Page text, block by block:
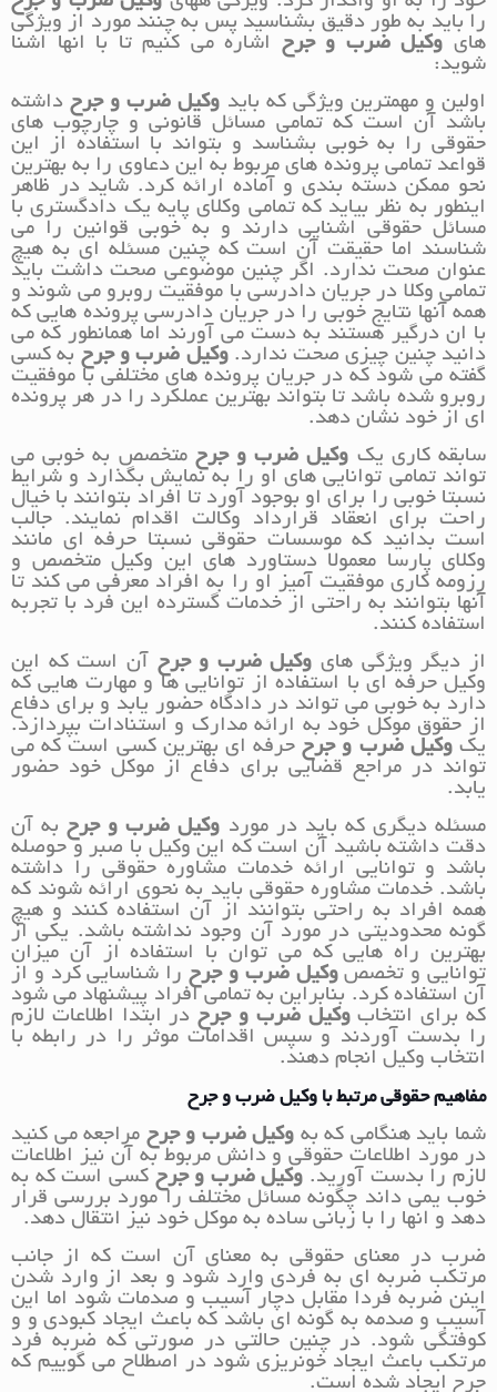
را باید به طور دقیق بشناسید پس به چنند مورد از ویژگی
های وکیل ضرب و جرح اشاره می کنیم تا با انها اشنا
شوید:
اولین و مهمترین ویژگی که باید وکیل ضرب و جرحداشته
باشد آن است که تمامی مسائل قانونی و چارچوب های
حقوقی را به خوبی بشناسد و بتواند با استفاده از این
قواعد تمامی پرونده های مربوط به این دعاوی را به بهترین
نحو ممکن دسته بندی و آماده ارائه کرد. شاید در ظاهر
اینطور به نظر بیاید که تمامی وکلای پایه یک دادگستری با
مسائل حقوقی اشنایی دارند و به خوبی قوانین را می
شناسند اما حقیقت آن است که چنین مسئله ای به هیچ
عنوان صحت ندارد. اگر چنین موضوعی صحت داشت باید
تمامی وکلا در جریان دادرسی با موفقیت روبرو می شوند و
همه آنها نتایج خوبی را در جریان دادرسی پرونده هایی که
با ان درگیر هستند به دست می آورند اما همانطور که می
دانید چنین چیزی صحت ندارد.وکیل ضرب و جرح به کسی
گفته می شود که در جریان پرونده های مختلفی با موفقیت
روبرو شده باشد تا بتواند بهترین عملکرد را در هر پرونده
ای از خود نشان دهد.
سابقه کاری یک وکیل ضرب و جرح متخصص به خوبی می
تواند تمامی توانایی های او را به نمایش بگذارد و شرایط
نسبتا خوبی را برای او بوجود آورد تا افراد بتوانند با خیال
راحت برای انعقاد قرارداد وکالت اقدام نمایند. جالب
است بدانید که موسسات حقوقی نسبتا حرفه ای مانند
وکلای پارسا معمولا دستاورد های این وکیل متخصص و
رزومه کاری موفقیت آمیز او را به افراد معرفی می کند تا
آنها بتوانند به راحتی از خدمات گسترده این فرد با تجربه
استفاده کنند.
از دیگر ویژگی های وکیل ضرب و جرح آن است که این
وکیل حرفه ای با استفاده از توانایی ها و مهارت هایی که
دارد به خوبی می تواند در دادگاه حضور یابد و برای دفاع
از حقوق موکل خود به ارائه مدارک و استنادات بپردازد.
یکوکیل ضرب و جرححرفه ای بهترین کسی است که می
تواند در مراجع قضایی برای دفاع از موکل خود حضور
یابد.
مسئله دیگری که باید در مورد وکیل ضرب و جرحبه آن
دقت داشته باشید آن است که این وکیل با صبر و حوصله
باشد و توانایی ارائه خدمات مشاوره حقوقی را داشته
باشد. خدمات مشاوره حقوقی باید به نحوی ارائه شوند که
همه افراد به راحتی بتوانند از آن استفاده کنند و هیچ
گونه محدودیتی در مورد آن وجود نداشته باشد. یکی از
بهترین راه هایی که می توان با استفاده از آن میزان
توانایی و تخصصوکیل ضرب و جرحرا شناسایی کرد و از
آن استفاده کرد. بنابراین به تمامی افراد پیشنهاد می شود
که برای انتخابوکیل ضرب و جرحدر ابتدا اطلاعات لازم
را بدست آوردند و سپس اقدامات موثر را در رابطه با
انتخاب وکیل انجام دهند.
مفاهیم حقوقی مرتبط با وکیل ضرب و جرح
شما باید هنگامی که به وکیل ضرب و جرح مراجعه می کنید
در مورد اطلاعات حقوقی و دانش مربوط به آن نیز اطلاعات
لازم را بدست آورید. وکیل ضرب و جرح کسی است که به
خوب یمی داند چگونه مسائل مختلف را مورد بررسی قرار
دهد و انها را با زبانی ساده به موکل خود نیز انتقال دهد.
ضرب در معنای حقوقی به معنای آن است که از جانب
مرتکب ضربه ای به فردی وارد شود و بعد از وارد شدن
اینن ضربه فردا مقابل دچار آسیب و صدمات شود اما این
آسیب و صدمه به گونه ای باشد که باعث ایجاد کبودی و و
کوفتگی شود. در چنین حالتی در صورتی که ضربه فرد
مرتکب باعث ایجاد خونریزی شود در اصطلاح می گوییم که
جرح ایجاد شده است.